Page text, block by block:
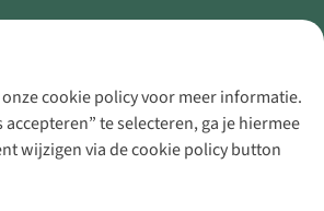
cookie policy voor meer informatie.
te selecteren, ga je hiermee
wijzigen via de cookie policy button